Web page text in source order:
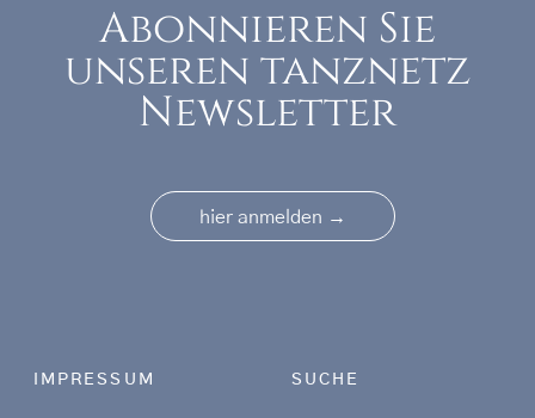
Abonnieren Sie
unseren tanznetz
Newsletter
hier anmelden →
Footer menu
IMPRESSUM SUCHE